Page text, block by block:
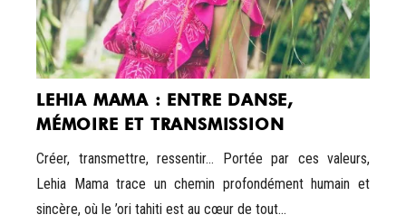
LEHIA MAMA : ENTRE DANSE,
MÉMOIRE ET TRANSMISSION
Créer, transmettre, ressentir… Portée par ces valeurs,
Lehia Mama trace un chemin profondément humain et
sincère, où le ’ori tahiti est au cœur de tout...